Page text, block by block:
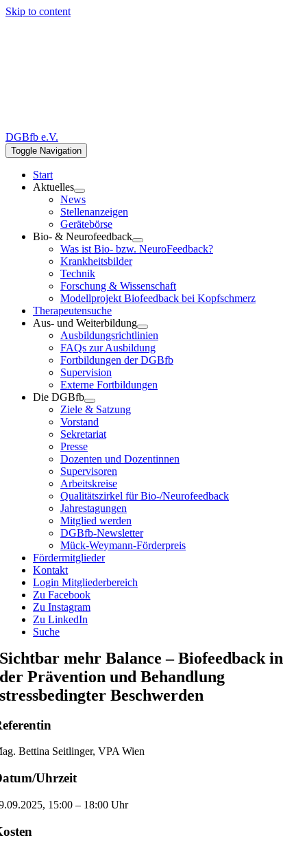
Skip to content
DGBfb e.V.
Toggle Navigation
Start
Aktuelles
News
Stellenanzeigen
Gerätebörse
Bio- & Neurofeedback
Was ist Bio- bzw. NeuroFeedback?
Krankheitsbilder
Technik
Forschung & Wissenschaft
Modellprojekt Biofeedback bei Kopfschmerz
Therapeutensuche
Aus- und Weiterbildung
Ausbildungsrichtlinien
FAQs zur Ausbildung
Fortbildungen der DGBfb
Supervision
Externe Fortbildungen
Die DGBfb
Ziele & Satzung
Vorstand
Sekretariat
Presse
Dozenten und Dozentinnen
Supervisoren
Arbeitskreise
Qualitätszirkel für Bio-/Neurofeedback
Jahrestagungen
Mitglied werden
DGBfb-Newsletter
Mück-Weymann-Förderpreis
Fördermitglieder
Kontakt
Login Mitgliederbereich
Zu Facebook
Zu Instagram
Zu LinkedIn
Suche
Sichtbar mehr Balance – Biofeedback in
der Prävention und Behandlung
stressbedingter Beschwerden
Bettina Seitlinger, VPA Wien
Uhrzeit
15:00 – 18:00 Uhr